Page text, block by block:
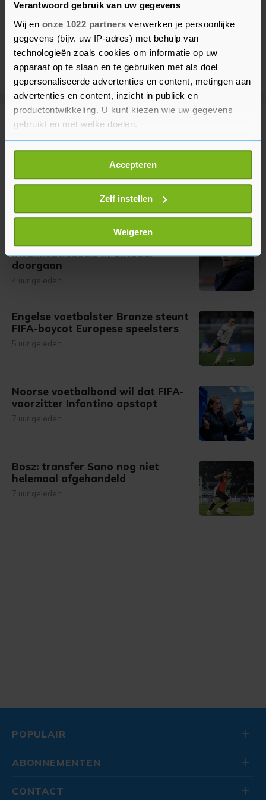
Verantwoord gebruik van uw gegevens
Wij en onze 1022 partners verwerken je persoonlijke
gegevens (bijv. uw IP-adres) met behulp van
technologieën zoals cookies om informatie op uw
apparaat op te slaan en te gebruiken met als doel
gepersonaliseerde advertenties en content, metingen aan
advertenties en content, inzicht in publiek en
productontwikkeling. U kunt kiezen wie uw gegevens
gebruikt en met welke doelen.
Als u het toestaat, willen we ook graag:
Informatie verzamelen over uw geografische
locatie, die tot een paar meter nauwkeurig kan zijn
Uw apparaat identificeren door het actief te
scannen op specifieke eigenschappen (fingerprinting)
Lees meer over hoe uw persoonlijke gegevens worden
verwerkt en stel uw voorkeuren in het
U kunt uw toestemming op elk moment wijzigen of
intrekken in de Cookieverklaring.
bezoek makkelijker en persoonlijker. Op
onze cookiepagina kun je ons cookiebeleid bekijken en je
gemaakte keuze altijd wijzigen of intrekken.
Accepteren
Zelf instellen
Weigeren
Meer uit Voetbal
Eredivisieseizoen van start gegaan
in stadion Leeuwarden
kwalificatieduels in oktober
doorgaan
4 uur geleden
Engelse voetbalster Bronze steunt
FIFA-boycot Europese speelsters
5 uur geleden
Noorse voetbalbond wil dat FIFA-
voorzitter Infantino opstapt
7 uur geleden
Bosz: transfer Sano nog niet
helemaal afgehandeld
7 uur geleden
POPULAIR
ABONNEMENTEN
CONTACT